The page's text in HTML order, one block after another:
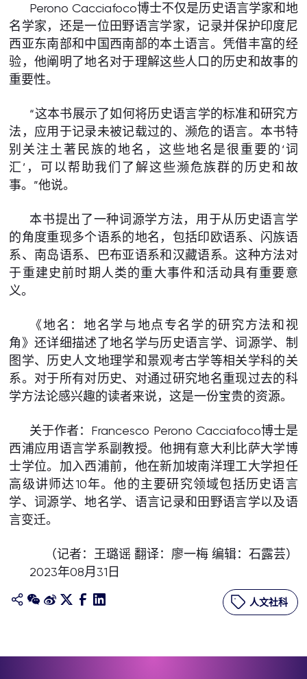
Perono Cacciafoco博士不仅是历史语言学家和地
名学家，还是一位田野语言学家，记录并保护印度尼
西亚东南部和中国西南部的本土语言。凭借丰富的经
验，他阐明了地名对于理解这些人口的历史和故事的
重要性。
“这本书展示了如何将历史语言学的标准和研究方
法，应用于记录未被记载过的、濒危的语言。本书特
别关注土著民族的地名，这些地名是很重要的‘词
汇’，可以帮助我们了解这些濒危族群的历史和故
事。”他说。
本书提出了一种词源学方法，用于从历史语言学
的角度重现多个语系的地名，包括印欧语系、闪族语
系、南岛语系、巴布亚语系和汉藏语系。这种方法对
于重建史前时期人类的重大事件和活动具有重要意
义。
《地名：地名学与地点专名学的研究方法和视
角》还详细描述了地名学与历史语言学、词源学、制
图学、历史人文地理学和景观考古学等相关学科的关
系。对于所有对历史、对通过研究地名重现过去的科
学方法论感兴趣的读者来说，这是一份宝贵的资源。
关于作者：Francesco Perono Cacciafoco博士是
西浦应用语言学系副教授。他拥有意大利比萨大学博
士学位。加入西浦前，他在新加坡南洋理工大学担任
高级讲师达10年。他的主要研究领域包括历史语言
学、词源学、地名学、语言记录和田野语言学以及语
言变迁。
（记者：王璐谣 翻译：廖一梅 编辑：石露芸）
2023年08月31日
人文社科